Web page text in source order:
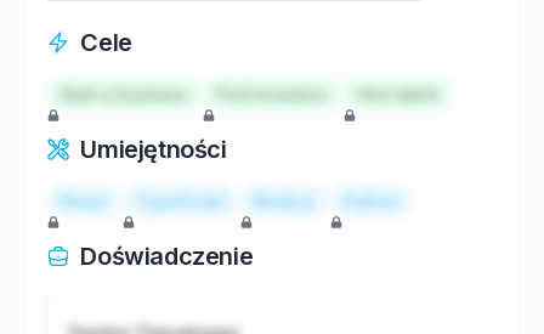
Cele
Start a business Hire talent
Umiejętności
React TypeScript Node.js Python
Doświadczenie